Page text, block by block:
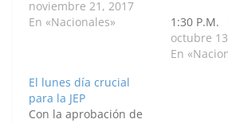
presentados por
diversos congresistas
estatutaria de la
Justicia Especial para la
Paz. La sesión inició
noviembre 21, 2017
En «Nacionales»
1:30 P.M.
PARA
DEBATE
octubre
En
El lunes día crucial
para la JEP
Con la aprobación de